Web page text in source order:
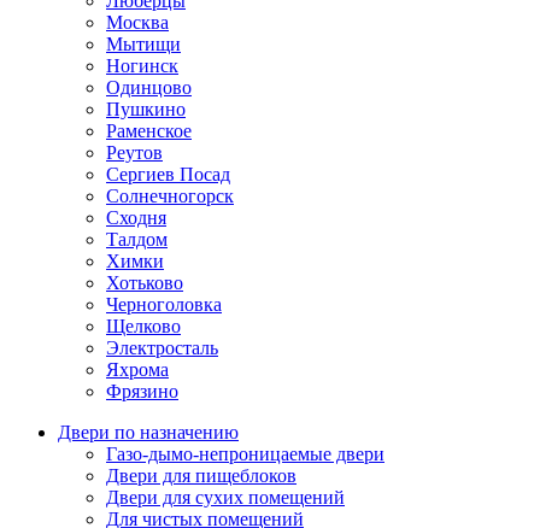
Москва
Мытищи
Ногинск
Одинцово
Пушкино
Раменское
Реутов
Сергиев Посад
Солнечногорск
Сходня
Талдом
Химки
Хотьково
Черноголовка
Щелково
Электросталь
Яхрома
Фрязино
Двери по назначению
Газо-дымо-непроницаемые двери
Двери для пищеблоков
Двери для сухих помещений
Для чистых помещений